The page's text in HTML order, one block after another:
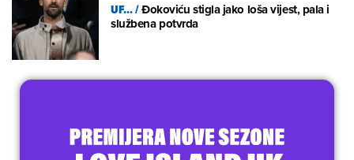
UF.../Đokoviću stigla jako loša vijest, pala i
službena potvrda